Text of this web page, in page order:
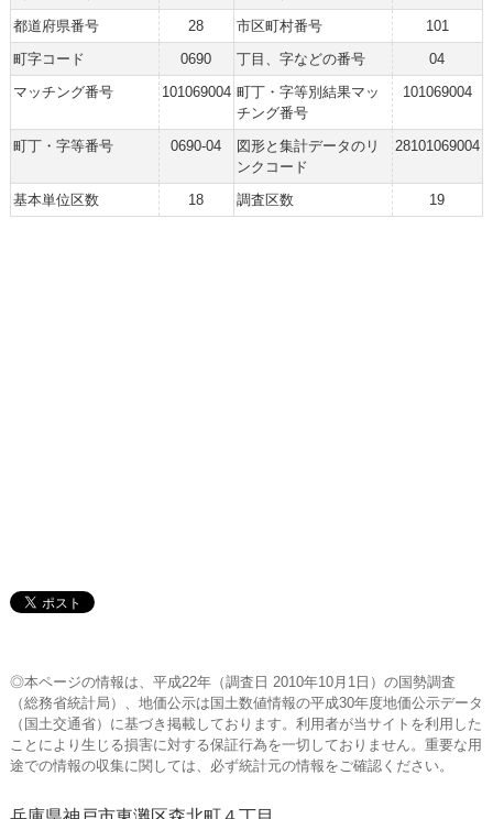
都道府県番号
28 市区町村番号
101
町字コード
0690 丁目、字などの番号
04
マッチング番号
101069004 町丁・字等別結果マッ
チング番号
101069004
町丁・字等番号 0690-04
図形と集計データのリ
ンクコード
28101069004
基本単位区数 18 調査区数 19
◎本ページの情報は、平成22年（調査日 2010年10月1日）の国勢調査
（総務省統計局）、地価公示は国土数値情報の平成30年度地価公示データ
（国土交通省）に基づき掲載しております。利用者が当サイトを利用した
ことにより生じる損害に対する保証行為を一切しておりません。重要な用
途での情報の収集に関しては、必ず統計元の情報をご確認ください。